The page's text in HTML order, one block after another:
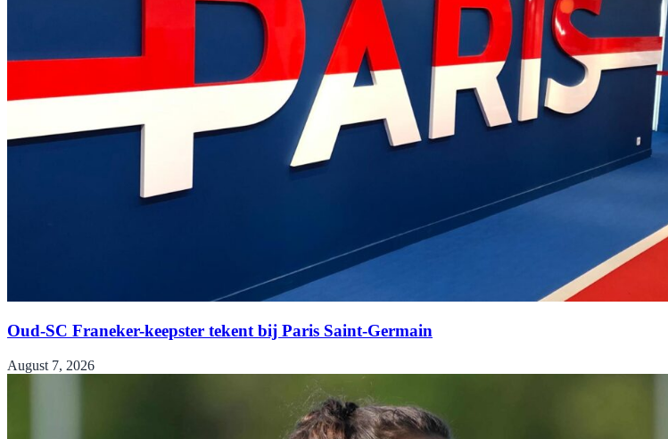
Oud-SC Franeker-keepster tekent bij Paris Saint-Germain
August 7, 2026